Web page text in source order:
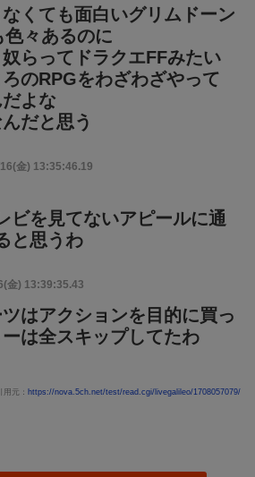
くても面白いグリムドーン
色々あるのに
らってドラクエFFみたい
のRPGをわざわざやって
よな
だと思う
金) 13:35:46.19
ビを見てないアピールに通
と思うわ
金) 13:39:35.43
はアクションを目的に買っ
は全スキップしてたわ
用元： https://nova.5ch.net/test/read.cgi/livegalileo/1708057079/